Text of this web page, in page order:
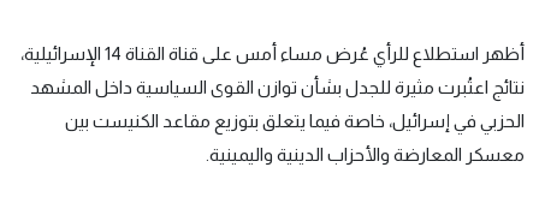
أظهر استطلاع للرأي عُرض مساء أمس على قناة القناة 14 الإسرائيلية،
نتائج اعتُبرت مثيرة للجدل بشأن توازن القوى السياسية داخل المشهد
الحزبي في إسرائيل، خاصة فيما يتعلق بتوزيع مقاعد الكنيست بين
معسكر المعارضة والأحزاب الدينية واليمينية.